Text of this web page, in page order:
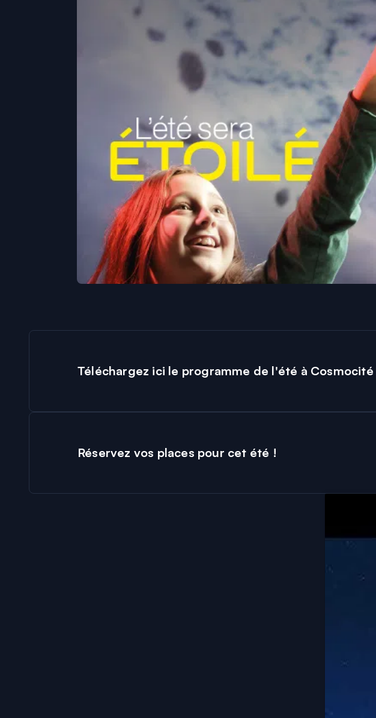
Téléchargez ici le programme de l'été à Cosmocité
Réservez vos places pour cet été !